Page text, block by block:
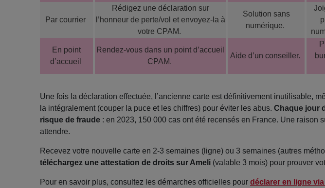
Par courrier
Rédigez une déclaration sur
l’honneur de perte/vol et envoyez-la à
votre CPAM.
Solution sans
numérique.
En point
d’accueil
Rendez-vous dans un point d’accueil
CPAM.
Aide d’un conseiller.
Une fois la déclaration effectuée, l’ancienne carte est définitivement inutilisable,
la intégralement (couper la puce et les chiffres) pour éviter les abus. Chaque jour
risque de fraude : en 2023, 150 000 cas ont été recensés en France. Une raison
attendre.
Recevez votre nouvelle carte en 2-3 semaines (ligne) ou 3 semaines (autres
téléchargez une attestation de droits sur Ameli (valable 3 mois) pour prouver
Pour en savoir plus, consultez les démarches officielles pour déclarer en ligne